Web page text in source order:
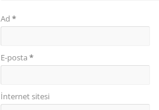
Ad *
E-posta *
İnternet sitesi